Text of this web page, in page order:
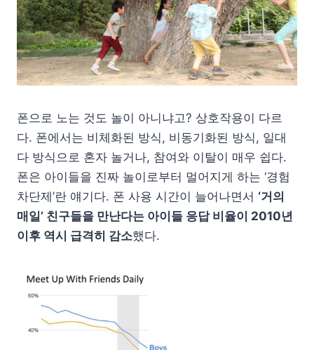
폰으로 노는 것도 놀이 아니냐고? 상호작용이 다르
다. 폰에서는 비체화된 방식, 비동기화된 방식, 일대
다 방식으로 혼자 놀거나, 참여와 이탈이 매우 쉽다.
폰은 아이들을 진짜 놀이로부터 멀어지게 하는 ‘경험
차단제’란 얘기다. 폰 사용 시간이 늘어나면서 ‘거의
매일’ 친구들을 만난다는 아이들 응답 비율이 2010년
이후 역시 급격히 감소했다.